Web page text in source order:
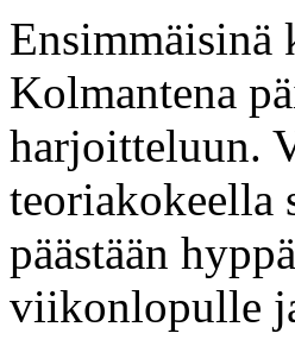
Ensimmäisinä
Kolmantena
harjoitteluun.
teoriakokeella
päästään
viikonlopulle